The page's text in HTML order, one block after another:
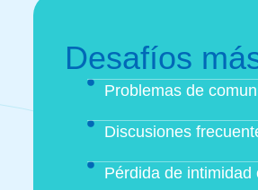
Desafíos
Problemas de
Discusiones
Pérdida de